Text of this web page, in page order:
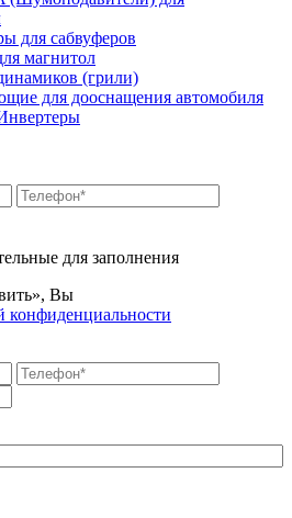
для сабвуферов
магнитол
(грили)
для дооснащения автомобиля
для заполнения
Вы
конфиденциальности